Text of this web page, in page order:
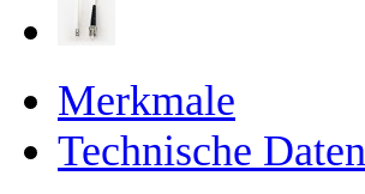
Merkmale
Technische Daten